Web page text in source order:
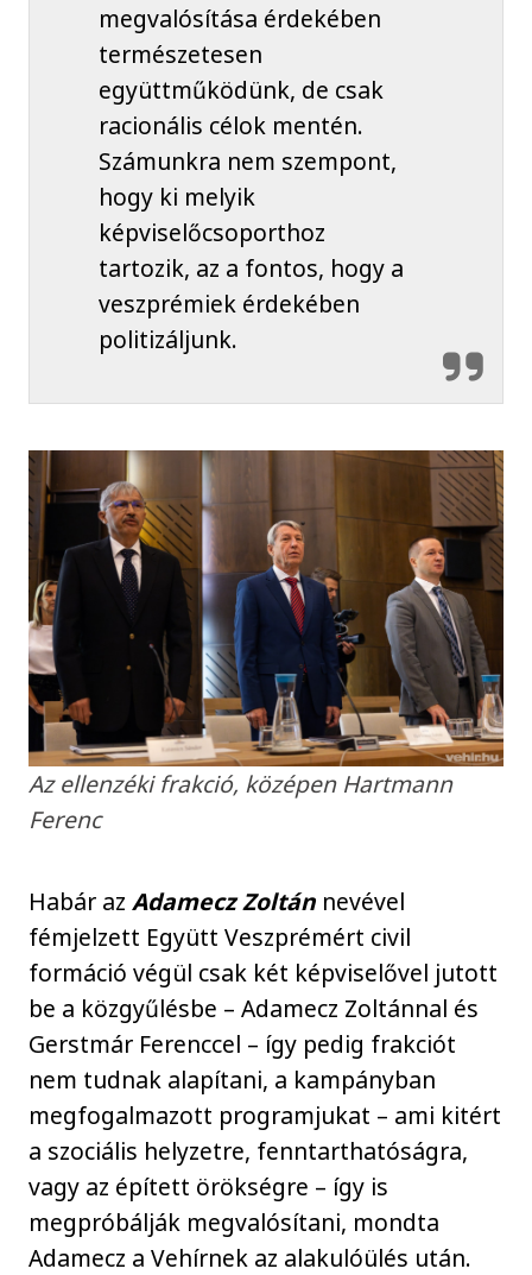
megvalósítása érdekében
természetesen
együttműködünk, de csak
racionális célok mentén.
Számunkra nem szempont,
hogy ki melyik
képviselőcsoporthoz
tartozik, az a fontos, hogy a
veszprémiek érdekében
politizáljunk.
Az ellenzéki frakció, középen Hartmann
Ferenc
Habár azAdamecz Zoltán nevével
fémjelzett Együtt Veszprémért civil
formáció végül csak két képviselővel jutott
be a közgyűlésbe – Adamecz Zoltánnal és
Gerstmár Ferenccel – így pedig frakciót
nem tudnak alapítani, a kampányban
megfogalmazott programjukat – ami kitért
a szociális helyzetre, fenntarthatóságra,
vagy az épített örökségre – így is
megpróbálják megvalósítani, mondta
Adamecz a Vehírnek az alakulóülés után.